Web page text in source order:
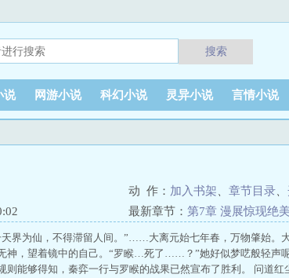
搜索
说 网游小说 科幻小说 灵异小说 言情小说
动 作： 加入书架 章节目录
最新章节： 第7章 漫展惊现绝
大尺度表演引爆全场
界为仙，不得滞留人间。”……大离元始七年春，万物肇始。
神，望着镜中的自己。“罗睺…死了……？”她好似梦呓般轻声
则能够得知，秦弈一行与罗睺的战果已然宣布了胜利。 问道